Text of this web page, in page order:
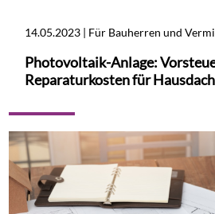
14.05.2023 | Für Bauherren und
Photovoltaik-Anlage:
Reparaturkosten für Hausdach